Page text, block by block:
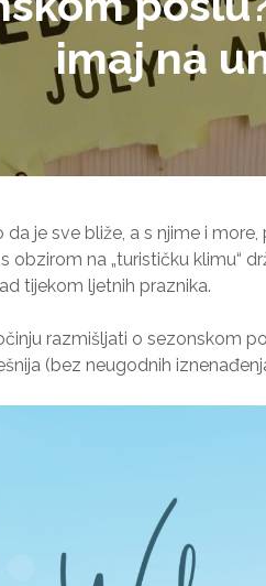
imaj na
da je sve bliže, a s njime i more,
obzirom na „turističku klimu“
tijekom ljetnih praznika.
razmišljati o sezonskom
(bez neugodnih